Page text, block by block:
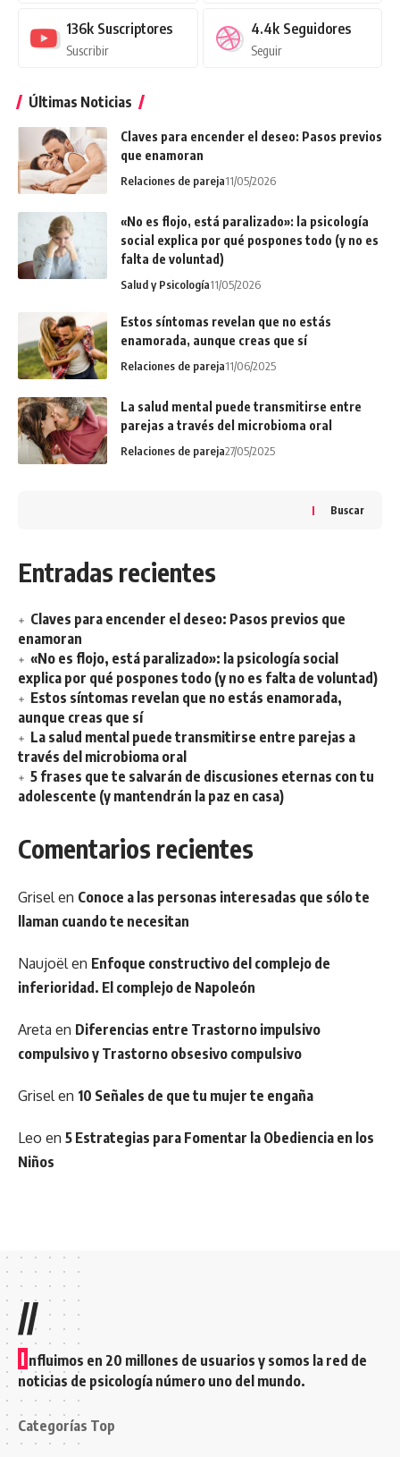
136k Suscriptores
Suscribir
4.4k Seguidores
Seguir
Últimas Noticias
Claves para encender el deseo: Pasos previos
que enamoran
Relaciones de pareja11/05/2026
«No es flojo, está paralizado»: la psicología
social explica por qué pospones todo (y no es
falta de voluntad)
Salud y Psicología11/05/2026
Estos síntomas revelan que no estás
enamorada, aunque creas que sí
Relaciones de pareja11/06/2025
La salud mental puede transmitirse entre
parejas a través del microbioma oral
Relaciones de pareja27/05/2025
Buscar
Entradas recientes
Claves para encender el deseo: Pasos previos que
enamoran
«No es flojo, está paralizado»: la psicología social
explica por qué pospones todo (y no es falta de voluntad)
Estos síntomas revelan que no estás enamorada,
aunque creas que sí
La salud mental puede transmitirse entre parejas a
través del microbioma oral
5 frases que te salvarán de discusiones eternas con tu
adolescente (y mantendrán la paz en casa)
Comentarios recientes
Griselen Conoce a las personas interesadas que sólo te
llaman cuando te necesitan
Naujoëlen Enfoque constructivo del complejo de
inferioridad. El complejo de Napoleón
Areta en Diferencias entre Trastorno impulsivo
compulsivo y Trastorno obsesivo compulsivo
Griselen 10 Señales de que tu mujer te engaña
Leo en 5 Estrategias para Fomentar la Obediencia en los
Niños
//
I nfluimos en 20 millones de usuarios y somos la red de
noticias de psicología número uno del mundo.
Categorías Top